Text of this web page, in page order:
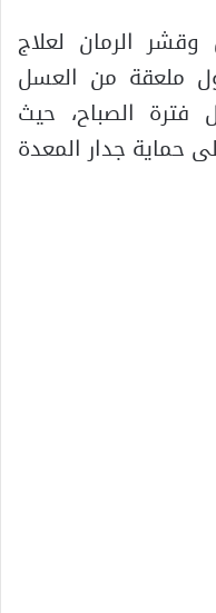
الرمان لعلاج
ملعقة من العسل
فترة الصباح، حيث
حماية جدار المعدة